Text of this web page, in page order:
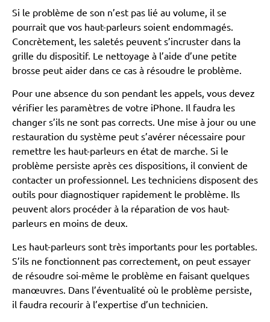
Si le problème de son n’est pas lié au volume, il se
pourrait que vos haut-parleurs soient endommagés.
Concrètement, les saletés peuvent s’incruster dans la
grille du dispositif. Le nettoyage à l’aide d’une petite
brosse peut aider dans ce cas à résoudre le problème.
Pour une absence du son pendant les appels, vous devez
vérifier les paramètres de votre iPhone. Il faudra les
changer s’ils ne sont pas corrects. Une mise à jour ou une
restauration du système peut s’avérer nécessaire pour
remettre les haut-parleurs en état de marche. Si le
problème persiste après ces dispositions, il convient de
contacter un professionnel. Les techniciens disposent des
outils pour diagnostiquer rapidement le problème. Ils
peuvent alors procéder à la réparation de vos haut-
parleurs en moins de deux.
Les haut-parleurs sont très importants pour les portables.
S’ils ne fonctionnent pas correctement, on peut essayer
de résoudre soi-même le problème en faisant quelques
manœuvres. Dans l’éventualité où le problème persiste,
il faudra recourir à l’expertise d’un technicien.